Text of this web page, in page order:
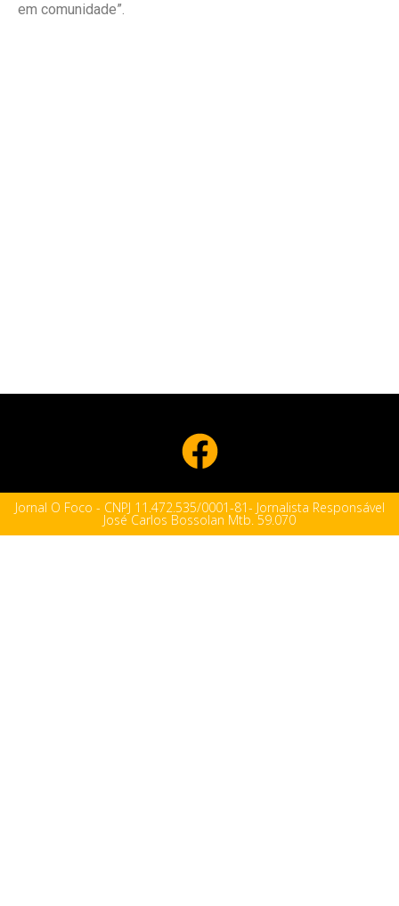
em comunidade”.
Jornal O Foco - CNPJ 11.472.535/0001-81- Jornalista Responsável
José Carlos Bossolan Mtb. 59.070